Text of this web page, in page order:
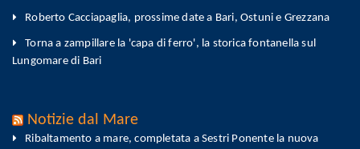
Roberto Cacciapaglia, prossime date a Bari, Ostuni e Grezzana
Torna a zampillare la 'capa di ferro', la storica fontanella sul
Lungomare di Bari
Notizie dal Mare
Ribaltamento a mare, completata a Sestri Ponente la nuova